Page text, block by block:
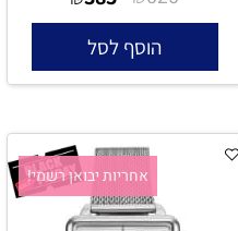
הוסף לסל
אחריות יבואן רשמי!